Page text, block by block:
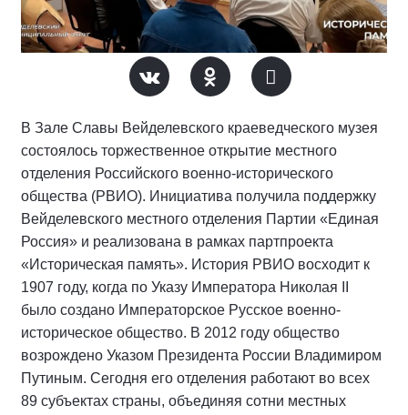
В Зале Славы Вейделевского краеведческого музея
состоялось торжественное открытие местного
отделения Российского военно-исторического
общества (РВИО). Инициатива получила поддержку
Вейделевского местного отделения Партии «Единая
Россия» и реализована в рамках партпроекта
«Историческая память». История РВИО восходит к
1907 году, когда по Указу Императора Николая II
было создано Императорское Русское военно-
историческое общество. В 2012 году общество
возрождено Указом Президента России Владимиром
Путиным. Сегодня его отделения работают во всех
89 субъектах страны, объединяя сотни местных